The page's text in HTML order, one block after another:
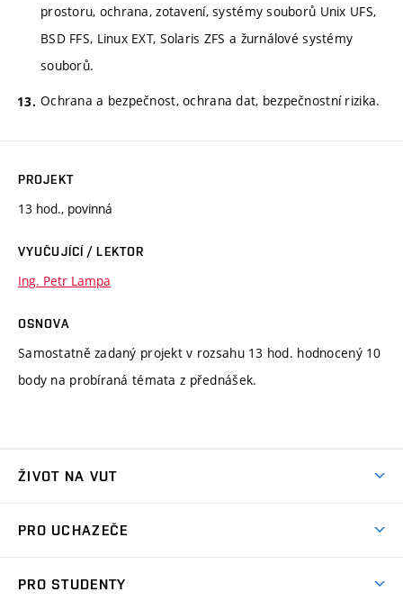
prostoru, ochrana, zotavení, systémy souborů Unix UFS,
BSD FFS, Linux EXT, Solaris ZFS a žurnálové systémy
souborů.
Ochrana a bezpečnost, ochrana dat, bezpečnostní rizika.
PROJEKT
13 hod., povinná
VYUČUJÍCÍ / LEKTOR
Ing. Petr Lampa
OSNOVA
Samostatně zadaný projekt v rozsahu 13 hod. hodnocený 10
body na probíraná témata z přednášek.
ŽIVOT NA VUT
Koleje
PRO UCHAZEČE
PRO STUDENTY